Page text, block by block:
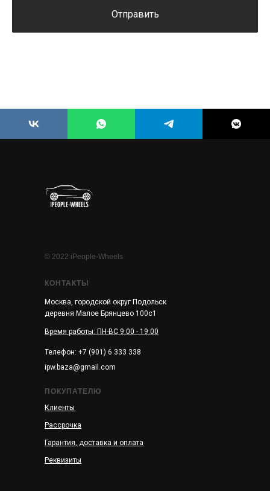
Отправить
КОНТАКТЫ
Москва, городской округ Подольск
деревня Малое Брянцево 100с1
ipw.baza@gmail.com
Гарантия, доставка и оплата
Рассрочка
Клиенты
Реквизиты
ПОКУПАТЕЛЮ
© 2022 iPeople-Wheels
Телефон: +7 (901) 6 333 338
Время работы: ПН-ВС 9:00 - 19:00